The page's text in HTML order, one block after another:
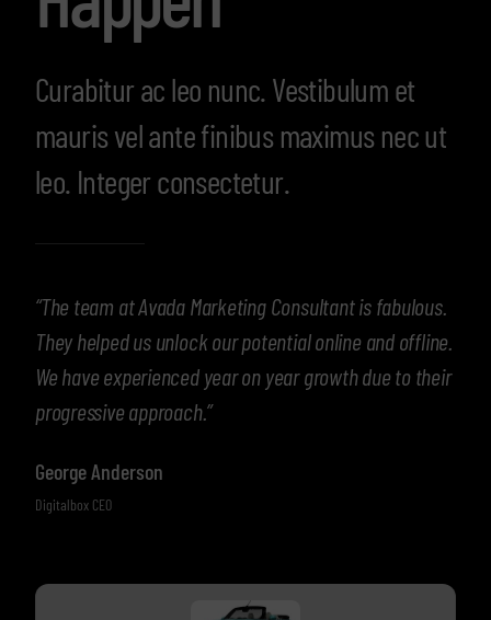
Curabitur ac leo nunc. Vestibulum et
mauris vel ante finibus maximus nec ut
leo. Integer consectetur.
“The team at Avada Marketing Consultant is fabulous.
They helped us unlock our potential online and offline.
We have experienced year on year growth due to their
progressive approach.”
George Anderson
Digitalbox CEO